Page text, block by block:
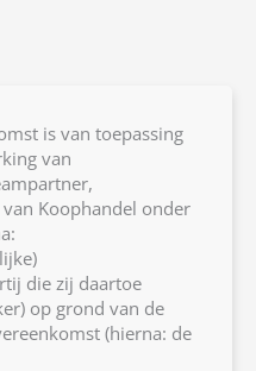
is van toepassing
van
Koophandel onder
die zij daartoe
op grond van de
(hierna: de